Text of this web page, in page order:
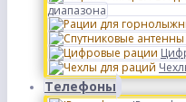
диапазона
Телефоны